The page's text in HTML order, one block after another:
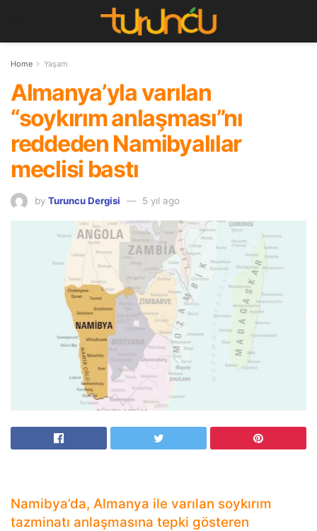
Home Yaşam
Almanya’yla varılan
“soykırım anlaşması”nı
reddeden Namibyalılar
meclisi bastı
by Turuncu Dergisi 5 yıl ago
Namibya’da, Almanya ile varılan soykırım
tazminatı anlaşmasına tepki gösteren